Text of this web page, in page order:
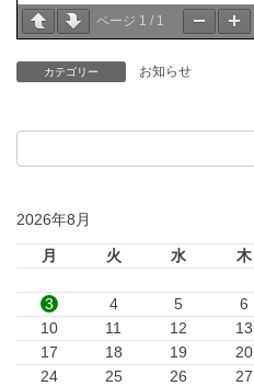
ページ 1 / 1
カテゴリー お知らせ
2026年8月
月 火 水 木
3
4 5 6
10
11 12 13
17
18 19 20
24
25 26 27